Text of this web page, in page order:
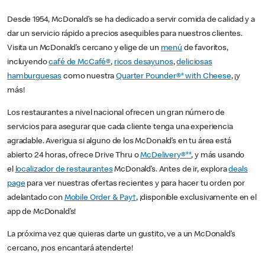
Desde 1954, McDonald’s se ha dedicado a servir comida de calidad y a
dar un servicio rápido a precios asequibles para nuestros clientes.
Visita un McDonald’s cercano y elige de un menú de favoritos,
incluyendocafé de McCafé®, ricos desayunos,deliciosas
hamburguesas como nuestraQuarter Pounder®* with Cheese, ¡y
más!
Los restaurantes a nivel nacional ofrecen un gran número de
servicios para asegurar que cada cliente tenga una experiencia
agradable. Averigua si alguno de los McDonald’s en tu área está
abierto 24 horas, ofrece Drive Thru oMcDelivery®**, y más usando
el localizador de restaurantesMcDonald’s. Antes de ir, exploradeals
pagepara ver nuestras ofertas recientes y para hacer tu orden por
adelantado con Mobile Order & Pay†, ¡disponible exclusivamente en el
app de McDonald’s!
La próxima vez que quieras darte un gustito, ve a un McDonald’s
cercano, ¡nos encantará atenderte!